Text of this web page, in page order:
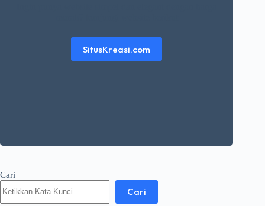
SitusKreasi.com
Cari
Cari